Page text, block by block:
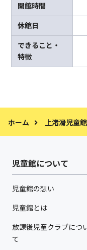
開館時間
休館日
できること・
特徴
ホーム 上渚滑児童館
児童館について
児童館の想い
児童館とは
放課後児童クラブにつ
て